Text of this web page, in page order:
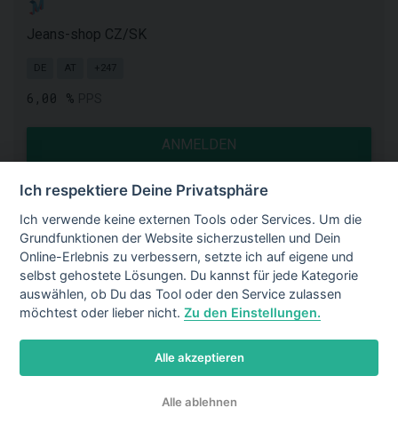
Jeans-shop CZ/SK
DE AT +247
6,00 %
ANMELDEN
04.06.2026
TRES BIEN
DE AT +247
3,00 %PPS
ANMELDEN
Ich respektiere Deine Privatsphäre
Ich verwende keine externen Tools oder Services. Um die
Grundfunktionen der Website sicherzustellen und Dein
Online-Erlebnis zu verbessern, setzte ich auf eigene und
selbst gehostete Lösungen. Du kannst für jede Kategorie
auswählen, ob Du das Tool oder den Service zulassen
möchtest oder lieber nicht.Zu den Einstellungen.
Alle akzeptieren
Alle ablehnen